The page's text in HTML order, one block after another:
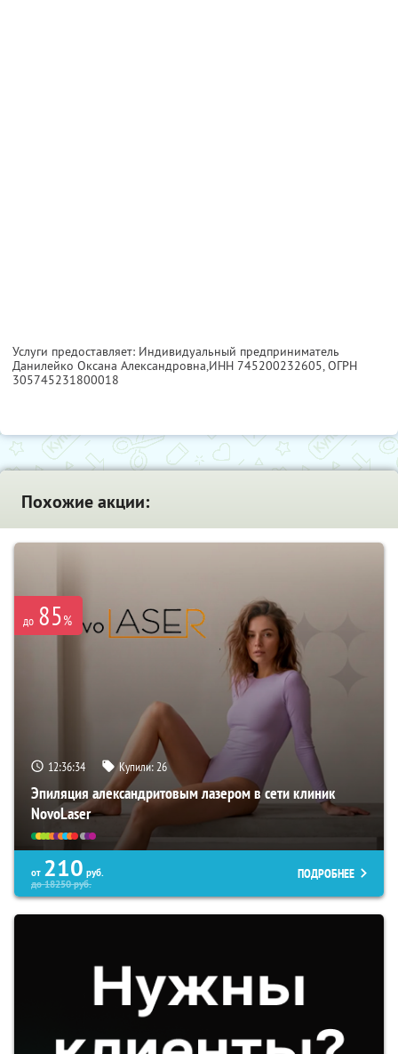
Услуги предоставляет: Индивидуальный предприниматель
Данилейко Оксана Александровна,ИНН 745200232605, ОГРН
305745231800018
Похожие акции:
до 85%
12:36:33 Купили:26
Эпиляция александритовым лазером в сети клиник
NovoLaser
от 210 руб.
до18250руб.
ПОДРОБНЕЕ